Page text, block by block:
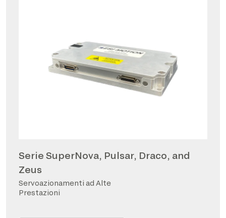
Serie SuperNova, Pulsar, Draco, and
Zeus
Servoazionamenti ad Alte
Prestazioni